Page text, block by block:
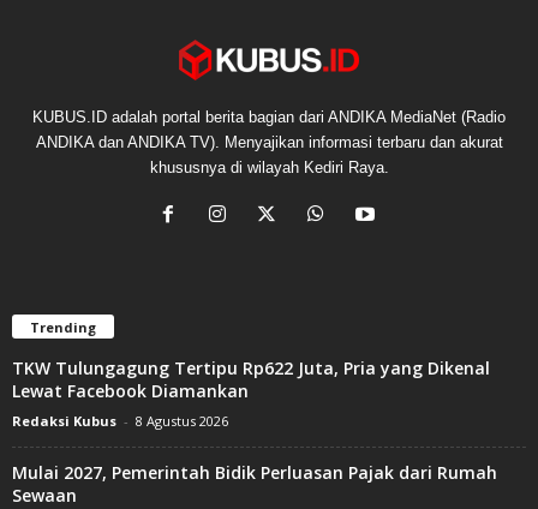
KUBUS.ID adalah portal berita bagian dari ANDIKA MediaNet (Radio
ANDIKA dan ANDIKA TV). Menyajikan informasi terbaru dan akurat
khususnya di wilayah Kediri Raya.
Trending
TKW Tulungagung Tertipu Rp622 Juta, Pria yang Dikenal
Lewat Facebook Diamankan
Redaksi Kubus - 8 Agustus 2026
Mulai 2027, Pemerintah Bidik Perluasan Pajak dari Rumah
Sewaan